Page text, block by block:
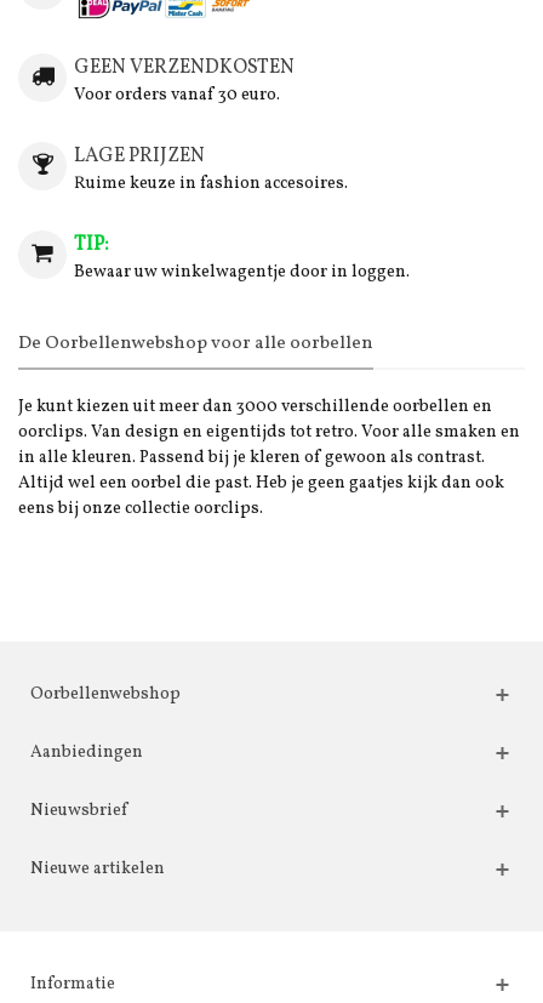
GEEN VERZENDKOSTEN
Voor orders vanaf 30 euro.
LAGE PRIJZEN
Ruime keuze in fashion accesoires.
TIP:
Bewaar uw winkelwagentje door in loggen.
De Oorbellenwebshop voor alle oorbellen
Je kunt kiezen uit meer dan 3000 verschillende oorbellen en
oorclips. Van design en eigentijds tot retro. Voor alle smaken en
in alle kleuren. Passend bij je kleren of gewoon als contrast.
Altijd wel een oorbel die past. Heb je geen gaatjes kijk dan ook
eens bij onze collectie oorclips.
Oorbellenwebshop
Aanbiedingen
Nieuwsbrief
Nieuwe artikelen
Informatie